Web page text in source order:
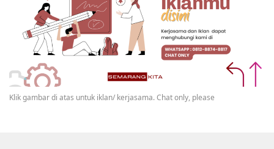
Klik gambar di atas untuk iklan/ kerjasama. Chat only, please